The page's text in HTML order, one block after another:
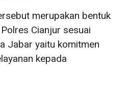
merupakan bentuk
Cianjur sesuai
Jabar yaitu komitmen
kepada